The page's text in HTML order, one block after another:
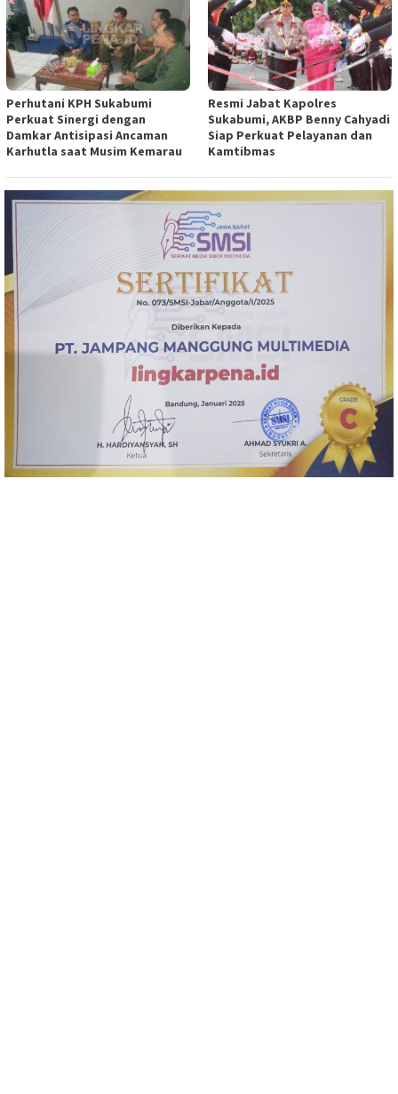
Perhutani KPH Sukabumi
Perkuat Sinergi dengan
Damkar Antisipasi Ancaman
Karhutla saat Musim Kemarau
Resmi Jabat Kapolres
Sukabumi, AKBP Benny Cahyadi
Siap Perkuat Pelayanan dan
Kamtibmas